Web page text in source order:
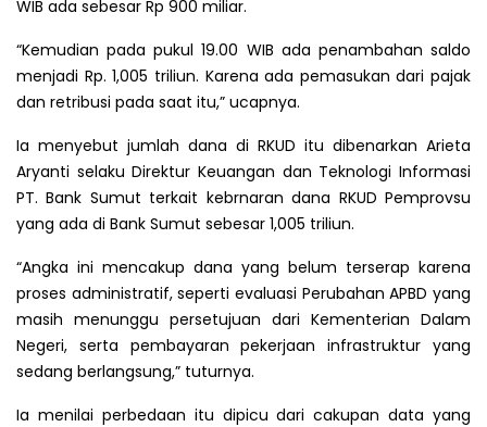
WIB ada sebesar Rp 900 miliar.
“Kemudian pada pukul 19.00 WIB ada penambahan saldo
menjadi Rp. 1,005 triliun. Karena ada pemasukan dari pajak
dan retribusi pada saat itu,” ucapnya.
Ia menyebut jumlah dana di RKUD itu dibenarkan Arieta
Aryanti selaku Direktur Keuangan dan Teknologi Informasi
PT. Bank Sumut terkait kebrnaran dana RKUD Pemprovsu
yang ada di Bank Sumut sebesar 1,005 triliun.
“Angka ini mencakup dana yang belum terserap karena
proses administratif, seperti evaluasi Perubahan APBD yang
masih menunggu persetujuan dari Kementerian Dalam
Negeri, serta pembayaran pekerjaan infrastruktur yang
sedang berlangsung,” tuturnya.
Ia menilai perbedaan itu dipicu dari cakupan data yang